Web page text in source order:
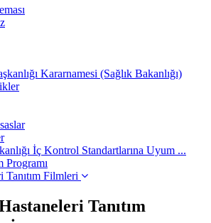
Kararnamesi (Sağlık Bakanlığı)
İç Kontrol Standartlarına Uyum ...
Programı
Tanıtım Filmleri
Tanıtım